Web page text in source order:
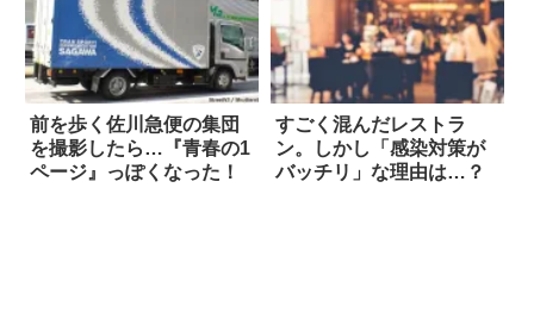
前を歩く佐川急便の集団
を撮影したら…『青春の1
ページ』っぽくなった！
すごく混んだレストラ
ン。しかし「感染対策が
バッチリ」な理由は…？